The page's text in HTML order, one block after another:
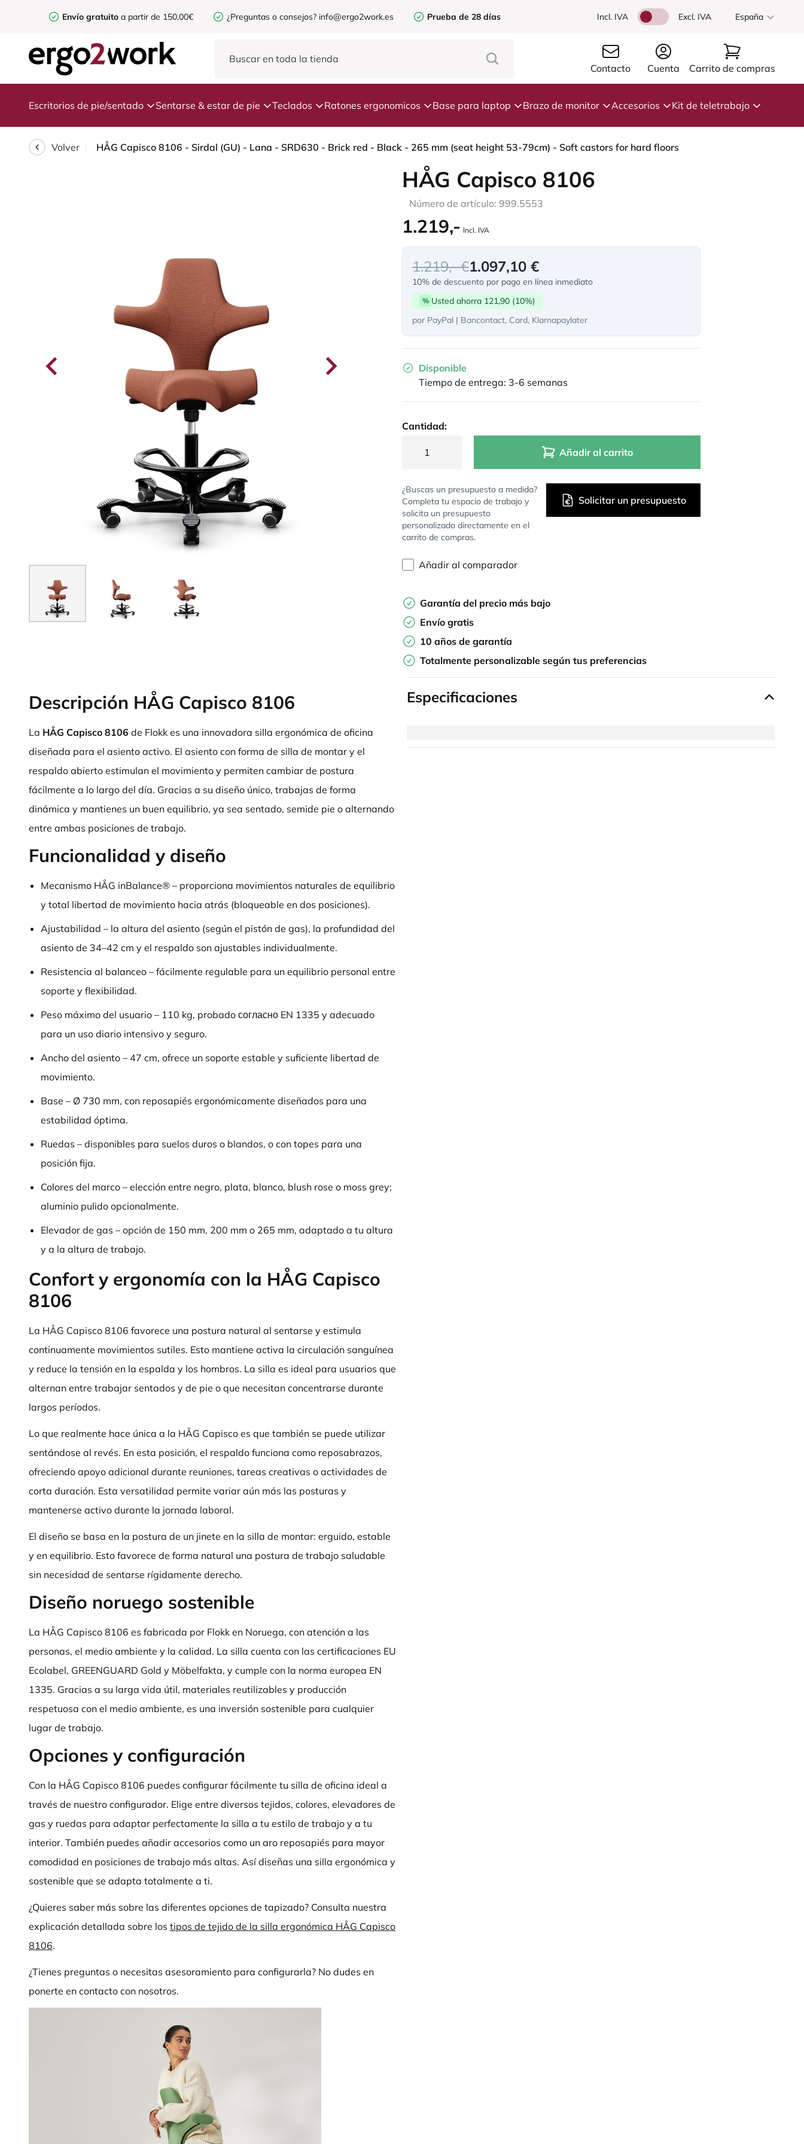
Envío gratuito a partir de 150,00€ ¿Preguntas o consejos? info@ergo2work.es Prueba de 28 días Incl. IVA Excl. IVA España
Contacto Cuenta Carrito de compras
Escritorios de pie/sentado Sentarse & estar de pie Teclados Ratones ergonomicos Base para laptop Brazo de monitor Accesorios Kit de teletrabajo
Volver HÅG Capisco 8106 - Sirdal (GU) - Lana - SRD630 - Brick red - Black - 265 mm (seat height 53-79cm) - Soft castors for hard floors
HÅG Capisco 8106
Número de artículo: 999.5553
1.219,- Incl. IVA
1.219,- €1.097,10 €
10% de descuento por pago en línea inmediato
% Usted ahorra 121,90 (10%)
por PayPal | Bancontact, Card, Klarnapaylater
Disponible
Tiempo de entrega: 3-6 semanas
Cantidad:
Añadir al carrito
¿Buscas un presupuesto a medida?
Completa tu espacio de trabajo y
solicita un presupuesto
personalizado directamente en el
carrito de compras.
Solicitar un presupuesto
Añadir al comparador
Garantía del precio más bajo
Envío gratis
10 años de garantía
Totalmente personalizable según tus preferencias
Descripción HÅG Capisco 8106
La HÅG Capisco 8106 de Flokk es una innovadora silla ergonómica de oficina
diseñada para el asiento activo. El asiento con forma de silla de montar y el
respaldo abierto estimulan el movimiento y permiten cambiar de postura
fácilmente a lo largo del día. Gracias a su diseño único, trabajas de forma
dinámica y mantienes un buen equilibrio, ya sea sentado, semide pie o alternando
entre ambas posiciones de trabajo.
Funcionalidad y diseño
Mecanismo HÅG inBalance® – proporciona movimientos naturales de equilibrio
y total libertad de movimiento hacia atrás (bloqueable en dos posiciones).
Ajustabilidad – la altura del asiento (según el pistón de gas), la profundidad del
asiento de 34–42 cm y el respaldo son ajustables individualmente.
Resistencia al balanceo – fácilmente regulable para un equilibrio personal entre
soporte y flexibilidad.
Peso máximo del usuario – 110 kg, probado согласно EN 1335 y adecuado
para un uso diario intensivo y seguro.
Ancho del asiento – 47 cm, ofrece un soporte estable y suficiente libertad de
movimiento.
Base – Ø 730 mm, con reposapiés ergonómicamente diseñados para una
estabilidad óptima.
Ruedas – disponibles para suelos duros o blandos, o con topes para una
posición fija.
Colores del marco – elección entre negro, plata, blanco, blush rose o moss grey;
aluminio pulido opcionalmente.
Elevador de gas – opción de 150 mm, 200 mm o 265 mm, adaptado a tu altura
y a la altura de trabajo.
Confort y ergonomía con la HÅG Capisco
8106
La HÅG Capisco 8106 favorece una postura natural al sentarse y estimula
continuamente movimientos sutiles. Esto mantiene activa la circulación sanguínea
y reduce la tensión en la espalda y los hombros. La silla es ideal para usuarios que
alternan entre trabajar sentados y de pie o que necesitan concentrarse durante
largos períodos.
Lo que realmente hace única a la HÅG Capisco es que también se puede utilizar
sentándose al revés. En esta posición, el respaldo funciona como reposabrazos,
ofreciendo apoyo adicional durante reuniones, tareas creativas o actividades de
corta duración. Esta versatilidad permite variar aún más las posturas y
mantenerse activo durante la jornada laboral.
El diseño se basa en la postura de un jinete en la silla de montar: erguido, estable
y en equilibrio. Esto favorece de forma natural una postura de trabajo saludable
sin necesidad de sentarse rígidamente derecho.
Diseño noruego sostenible
La HÅG Capisco 8106 es fabricada por Flokk en Noruega, con atención a las
personas, el medio ambiente y la calidad. La silla cuenta con las certificaciones EU
Ecolabel, GREENGUARD Gold y Möbelfakta, y cumple con la norma europea EN
1335. Gracias a su larga vida útil, materiales reutilizables y producción
respetuosa con el medio ambiente, es una inversión sostenible para cualquier
lugar de trabajo.
Opciones y configuración
Con la HÅG Capisco 8106 puedes configurar fácilmente tu silla de oficina ideal a
través de nuestro configurador. Elige entre diversos tejidos, colores, elevadores de
gas y ruedas para adaptar perfectamente la silla a tu estilo de trabajo y a tu
interior. También puedes añadir accesorios como un aro reposapiés para mayor
comodidad en posiciones de trabajo más altas. Así diseñas una silla ergonómica y
sostenible que se adapta totalmente a ti.
¿Quieres saber más sobre las diferentes opciones de tapizado? Consulta nuestra
explicación detallada sobre los tipos de tejido de la silla ergonómica HÅG Capisco
8106.
¿Tienes preguntas o necesitas asesoramiento para configurarla? No dudes en
ponerte en contacto con nosotros.
Especificaciones